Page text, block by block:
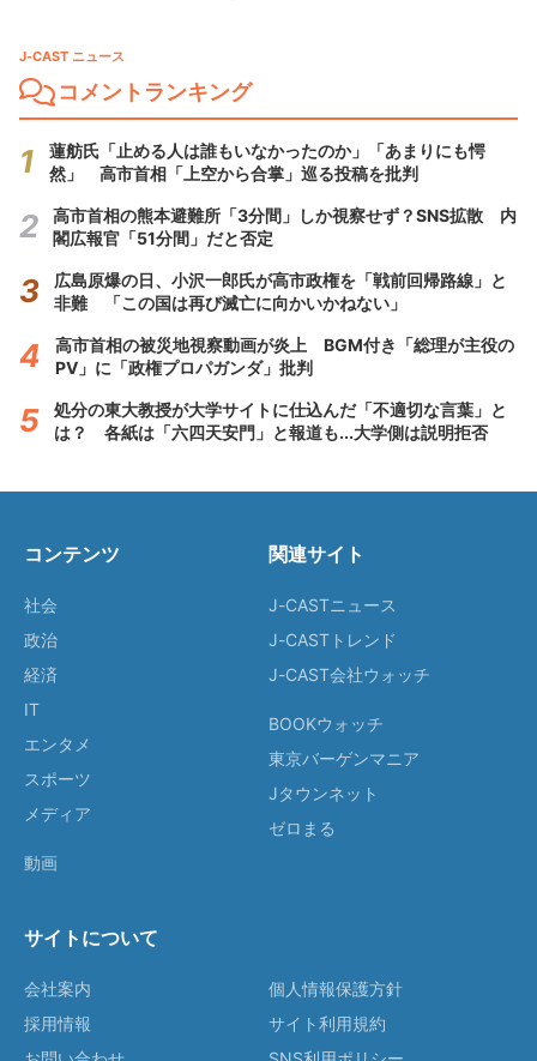
J-CAST ニュース
コメントランキング
蓮舫氏「止める人は誰もいなかったのか」「あまりにも愕
然」 高市首相「上空から合掌」巡る投稿を批判
高市首相の熊本避難所「3分間」しか視察せず？SNS拡散 内
閣広報官「51分間」だと否定
広島原爆の日、小沢一郎氏が高市政権を「戦前回帰路線」と
非難 「この国は再び滅亡に向かいかねない」
高市首相の被災地視察動画が炎上 BGM付き「総理が主役の
PV」に「政権プロパガンダ」批判
処分の東大教授が大学サイトに仕込んだ「不適切な言葉」と
は？ 各紙は「六四天安門」と報道も...大学側は説明拒否
コンテンツ
社会
政治
経済
IT
エンタメ
スポーツ
メディア
動画
関連サイト
J-CASTニュース
J-CASTトレンド
J-CAST会社ウォッチ
BOOKウォッチ
東京バーゲンマニア
Jタウンネット
ゼロまる
サイトについて
会社案内
採用情報
個人情報保護方針
サイト利用規約